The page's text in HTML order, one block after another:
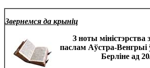
Звернемся да крыніц
З ноты
паслам Аўстра-Венгрыі
Берліне ад